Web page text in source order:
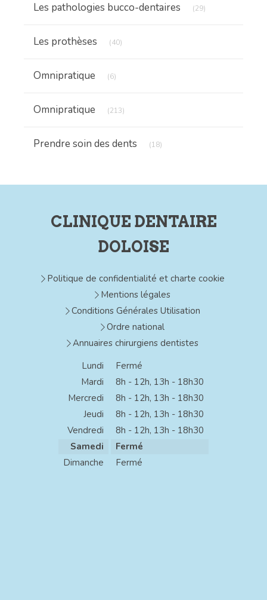
Les pathologies bucco-dentaires (29)
Les prothèses (40)
Omnipratique (6)
Omnipratique (213)
Prendre soin des dents (18)
CLINIQUE DENTAIRE
DOLOISE
Politique de confidentialité et charte cookie
Mentions légales
Conditions Générales Utilisation
Ordre national
Annuaires chirurgiens dentistes
Lundi
Fermé
Mardi
8h - 12h, 13h - 18h30
Mercredi
8h - 12h, 13h - 18h30
Jeudi
8h - 12h, 13h - 18h30
Vendredi
8h - 12h, 13h - 18h30
Samedi
Fermé
Dimanche
Fermé